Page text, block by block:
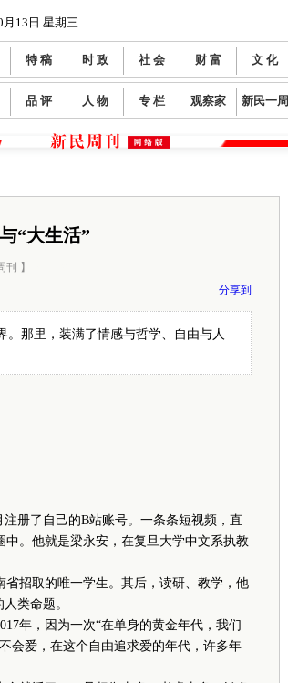
月13日 星期三
特 稿 时 政 社 会 财 富 文 化
品 评 人 物 专 栏 观察家 新民一周
“大生活”
刊 】
分享到
。那里，装满了情感与哲学、自由与人
册了自己的B站账号。一条条短视频，直
。他就是梁永安，在复旦大学中文系执教
招取的唯一学生。其后，读研、教学，他
类命题。
年，因为一次“在单身的黄金年代，我们
会爱，在这个自由追求爱的年代，许多年